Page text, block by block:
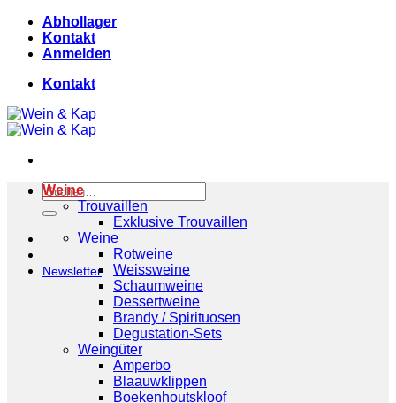
Skip
content
Abhollager
Kontakt
Anmelden
Kontakt
Suchen
nach:
Newsletter
Weine
Trouvaillen
Exklusive Trouvaillen
Weine
Rotweine
Weissweine
Schaumweine
Dessertweine
Brandy / Spirituosen
Degustation-Sets
Weingüter
Amperbo
Blaauwklippen
Boekenhoutskloof